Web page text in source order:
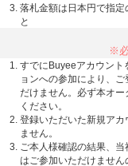
落札金額は日本円で指定
と
※
すでにBuyeeアカウント
ョンへの参加により、
だけません。必ず本オ
ください。
登録いただいた新規ア
ません。
ご本人様確認の結果、
はご参加いただけません